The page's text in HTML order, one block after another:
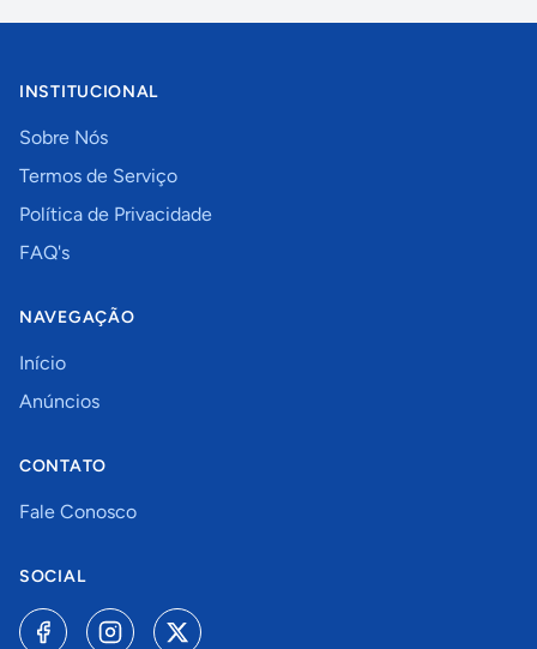
INSTITUCIONAL
Sobre Nós
Termos de Serviço
Política de Privacidade
FAQ's
NAVEGAÇÃO
Início
Anúncios
CONTATO
Fale Conosco
SOCIAL